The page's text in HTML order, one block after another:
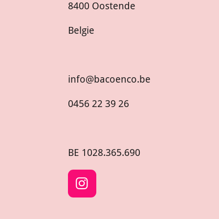
8400 Oostende
Belgie
info@bacoenco.be
0456 22 39 26
BE 1028.365.690
I
n